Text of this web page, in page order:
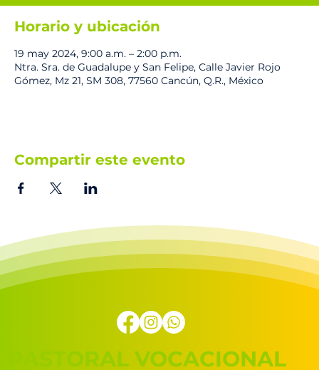
Horario y ubicación
19 may 2024, 9:00 a.m. – 2:00 p.m.
Ntra. Sra. de Guadalupe y San Felipe, Calle Javier Rojo
Gómez, Mz 21, SM 308, 77560 Cancún, Q.R., México
Compartir este evento
PASTORAL VOCACIONAL